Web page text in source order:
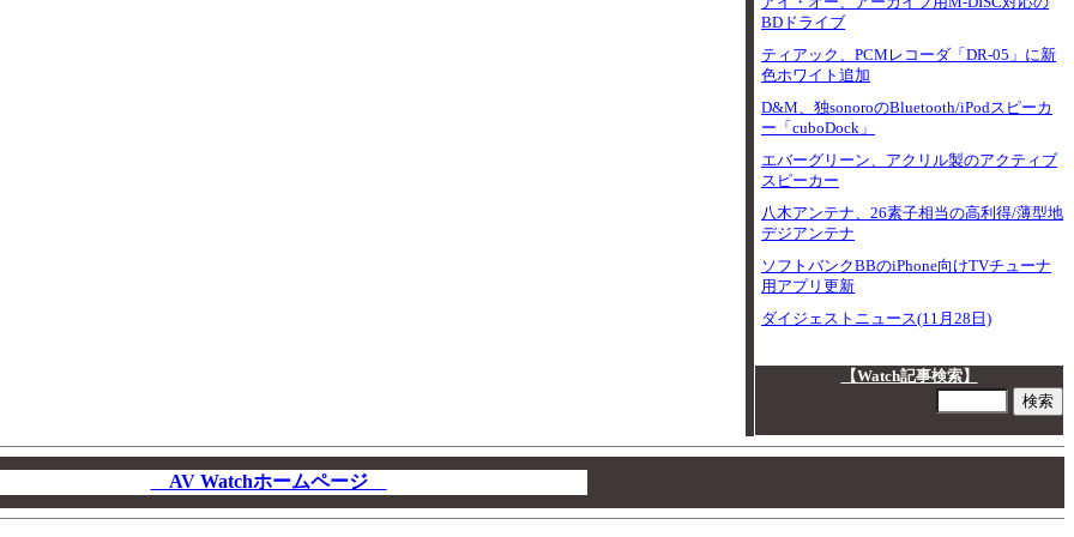
BDドライブ
ティアック、PCMレコーダ「DR-05」に新
色ホワイト追加
D&M、独sonoroのBluetooth/iPodスピーカ
ー「cuboDock」
エバーグリーン、アクリル製のアクティブ
スピーカー
八木アンテナ、26素子相当の高利得/薄型地
デジアンテナ
ソフトバンクBBのiPhone向けTVチューナ
用アプリ更新
ダイジェストニュース(11月28日)
【Watch記事検索】
AV Watchホームページ